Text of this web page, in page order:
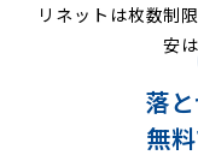
リネットは枚数制
安
落
無